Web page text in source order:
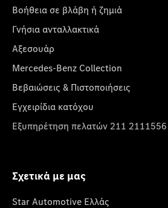
Βοήθεια σε βλάβη ή ζημιά
Γνήσια ανταλλακτικά
Αξεσουάρ
Mercedes-Benz Collection
Βεβαιώσεις & Πιστοποιήσεις
Εγχειρίδια κατόχου
Εξυπηρέτηση πελατών 211 2111556
Σχετικά με μας
Star Automotive Ελλάς